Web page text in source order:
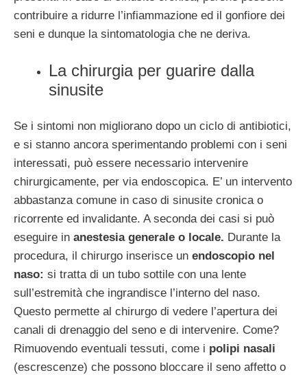
contribuire a ridurre l’infiammazione ed il gonfiore dei
seni e dunque la sintomatologia che ne deriva.
La chirurgia per guarire dalla
sinusite
Se i sintomi non migliorano dopo un ciclo di antibiotici,
e si stanno ancora sperimentando problemi con i seni
interessati, può essere necessario intervenire
chirurgicamente, per via endoscopica. E’ un intervento
abbastanza comune in caso di sinusite cronica o
ricorrente ed invalidante. A seconda dei casi si può
eseguire in anestesia generale o locale. Durante la
procedura, il chirurgo inserisce un endoscopio nel
naso: si tratta di un tubo sottile con una lente
sull’estremità che ingrandisce l’interno del naso.
Questo permette al chirurgo di vedere l’apertura dei
canali di drenaggio del seno e di intervenire. Come?
Rimuovendo eventuali tessuti, come i polipi nasali
(escrescenze) che possono bloccare il seno affetto o